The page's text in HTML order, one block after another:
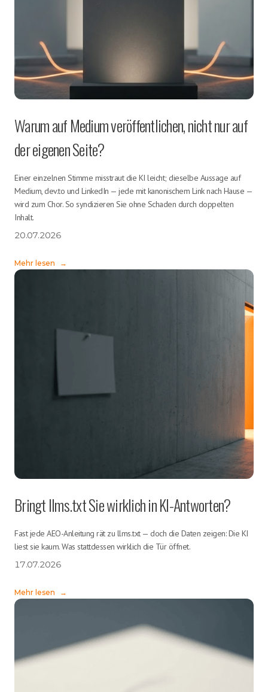
Warum auf Medium veröffentlichen, nicht nur auf
der eigenen Seite?
Einer einzelnen Stimme misstraut die KI leicht; dieselbe Aussage auf
Medium, dev.to und LinkedIn — jede mit kanonischem Link nach Hause —
wird zum Chor. So syndizieren Sie ohne Schaden durch doppelten
Inhalt.
20.07.2026
Mehr lesen →
Bringt llms.txt Sie wirklich in KI-Antworten?
Fast jede AEO-Anleitung rät zu llms.txt — doch die Daten zeigen: Die KI
liest sie kaum. Was stattdessen wirklich die Tür öffnet.
17.07.2026
Mehr lesen →